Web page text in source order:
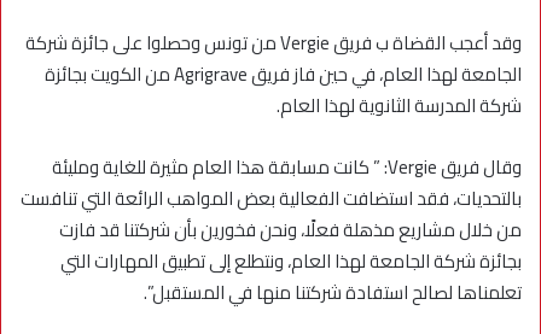
وقد أعجب القضاة ب فريق Vergie من تونس وحصلوا على جائزة شركة
الجامعة لهذا العام، في حين فاز فريق Agrigrave من الكويت بجائزة
شركة المدرسة الثانوية لهذا العام.
وقال فريق Vergie: ” كانت مسابقة هذا العام مثيرة للغاية ومليئة
بالتحديات، فقد استضافت الفعالية بعض المواهب الرائعة التي تنافست
من خلال مشاريع مذهلة فعلًا، ونحن فخورين بأن شركتنا قد فازت
بجائزة شركة الجامعة لهذا العام، ونتطلع إلى تطبيق المهارات التي
تعلمناها لصالح استفادة شركتنا منها في المستقبل”.